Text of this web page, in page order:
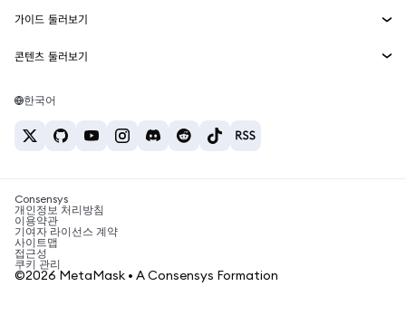
Snaps
웹3 서비스
보안
고객 지원
채용
솔라나 가격
테더 가격
ETH를 USD로 환전
USDT를 INR로 환전
BTC를 INR로 환전
ETH를 USDT로 환전
가이드 둘러보기
ETH 매수
USDT 매수
SHIB 매수
BNB 매수
콘텐츠 둘러보기
솔라나 지갑
암호화폐 세금 뉴스
암호화폐 매수 방법
비트코인 매도 방법
한국어
Consensys
개인정보 처리방침
이용약관
기여자 라이선스 계약
사이트맵
접근성
쿠키 관리
©2026 MetaMask • A Consensys Formation